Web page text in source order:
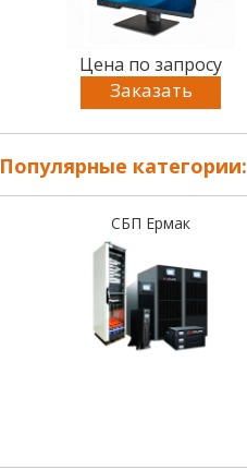
Цена по запросу
Заказать
Популярные категории:
СБП Ермак